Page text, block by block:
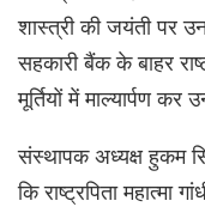
शास्त्री की जयंती पर
सहकारी बैंक के बाहर
मूर्तियों में माल्यार्पण कर
संस्थापक अध्यक्ष हुकम
कि राष्ट्रपिता महात्मा